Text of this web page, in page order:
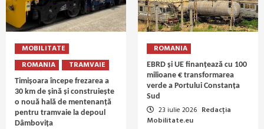
MOBILITATE
ROMANIA
TRAMVAIE
Timișoara începe frezarea a
30 km de șină și construiește
o nouă hală de mentenanță
pentru tramvaie la depoul
Dâmbovița
ROMANIA
EBRD și UE finanțează cu 100
milioane € transformarea
verde a Portului Constanța
Sud
23 iulie 2026 Redacția
Mobilitate.eu